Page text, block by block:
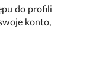
do profili
konto,